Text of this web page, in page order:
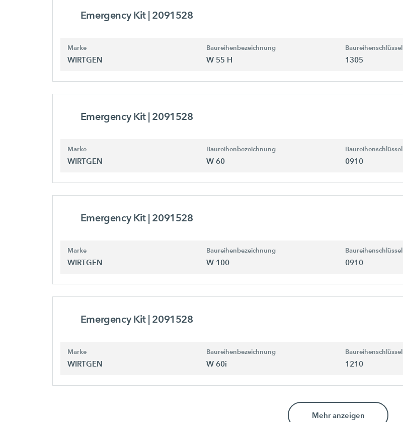
Emergency Kit | 2091528
Marke
WIRTGEN
Baureihenbezeichnung
W 55 H
Baureihenschlüssel
1305
Emergency Kit | 2091528
Marke
WIRTGEN
Baureihenbezeichnung
W 60
Baureihenschlüssel
0910
Emergency Kit | 2091528
Marke
WIRTGEN
Baureihenbezeichnung
W 100
Baureihenschlüssel
0910
Emergency Kit | 2091528
Marke
WIRTGEN
Baureihenbezeichnung
W 60i
Baureihenschlüssel
1210
Mehr anzeigen